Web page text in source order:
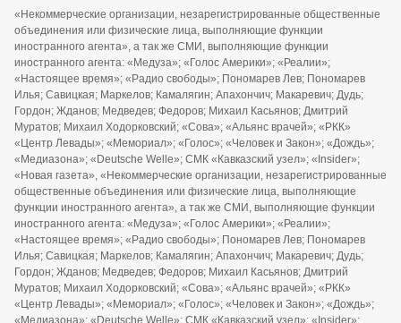
«Некоммерческие организации, незарегистрированные общественные
объединения или физические лица, выполняющие функции
иностранного агента», а так же СМИ, выполняющие функции
иностранного агента: «Медуза»; «Голос Америки»; «Реалии»;
«Настоящее время»; «Радио свободы»; Пономарев Лев; Пономарев
Илья; Савицкая; Маркелов; Камалягин; Апахончич; Макаревич; Дудь;
Гордон; Жданов; Медведев; Федоров; Михаил Касьянов; Дмитрий
Муратов; Михаил Ходорковский; «Сова»; «Альянс врачей»; «РКК»
«Центр Левады»; «Мемориал»; «Голос»; «Человек и Закон»; «Дождь»;
«Медиазона»; «Deutsche Welle»; СМК «Кавказский узел»; «Insider»;
«Новая газета», «Некоммерческие организации, незарегистрированные
общественные объединения или физические лица, выполняющие
функции иностранного агента», а так же СМИ, выполняющие функции
иностранного агента: «Медуза»; «Голос Америки»; «Реалии»;
«Настоящее время»; «Радио свободы»; Пономарев Лев; Пономарев
Илья; Савицкая; Маркелов; Камалягин; Апахончич; Макаревич; Дудь;
Гордон; Жданов; Медведев; Федоров; Михаил Касьянов; Дмитрий
Муратов; Михаил Ходорковский; «Сова»; «Альянс врачей»; «РКК»
«Центр Левады»; «Мемориал»; «Голос»; «Человек и Закон»; «Дождь»;
«Медиазона»; «Deutsche Welle»; СМК «Кавказский узел»; «Insider»;